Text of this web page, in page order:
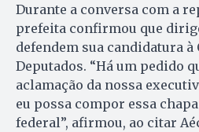
Durante a conversa com a
prefeita confirmou que
defendem sua candidatura à
Deputados. “Há um pedido
aclamação da nossa
eu possa compor essa
federal”, afirmou, ao citar